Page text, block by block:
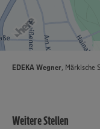
EDEKA Wegner, Märkische
Weitere Stellen